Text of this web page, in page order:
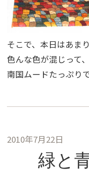
そこで、本日はあま
色んな色が混じって
南国ムードたっぷりで
2010年7月22日
緑と